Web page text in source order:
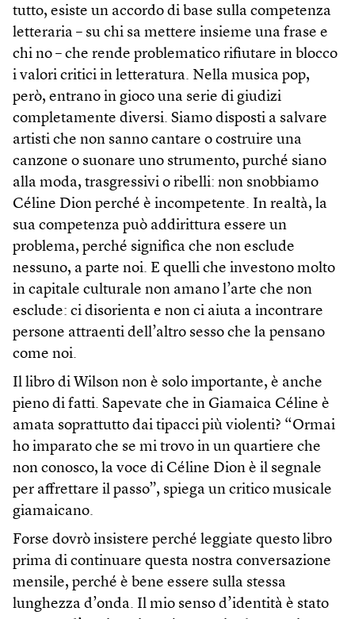
tutto, esiste un accordo di base sulla competenza
letteraria – su chi sa mettere insieme una frase e
chi no – che rende problematico rifiutare in blocco
i valori critici in letteratura. Nella musica pop,
però, entrano in gioco una serie di giudizi
completamente diversi. Siamo disposti a salvare
artisti che non sanno cantare o costruire una
canzone o suonare uno strumento, purché siano
alla moda, trasgressivi o ribelli: non snobbiamo
Céline Dion perché è incompetente. In realtà, la
sua competenza può addirittura essere un
problema, perché significa che non esclude
nessuno, a parte noi. E quelli che investono molto
in capitale culturale non amano l’arte che non
esclude: ci disorienta e non ci aiuta a incontrare
persone attraenti dell’altro sesso che la pensano
come noi.
Il libro di Wilson non è solo importante, è anche
pieno di fatti. Sapevate che in Giamaica Céline è
amata soprattutto dai tipacci più violenti? “Ormai
ho imparato che se mi trovo in un quartiere che
non conosco, la voce di Céline Dion è il segnale
per affrettare il passo”, spiega un critico musicale
giamaicano.
Forse dovrò insistere perché leggiate questo libro
prima di continuare questa nostra conversazione
mensile, perché è bene essere sulla stessa
lunghezza d’onda. Il mio senso d’identità è stato